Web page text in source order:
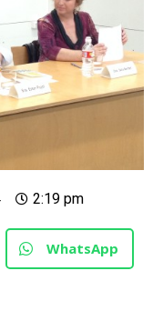
2:19 pm
WhatsApp